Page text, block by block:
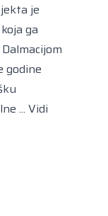
je
ga
godine
...Vidi